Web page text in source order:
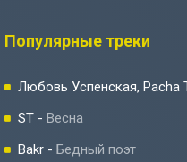
Популярные треки
Любовь Успенская, Pacha
ST - Весна
Bakr - Бедный поэт